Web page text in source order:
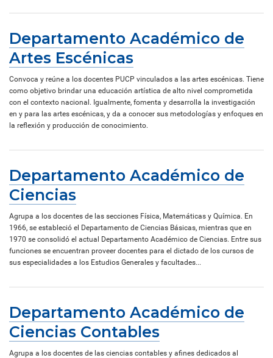
Departamento Académico de
Artes Escénicas
Convoca y reúne a los docentes PUCP vinculados a las artes escénicas. Tiene
como objetivo brindar una educación artística de alto nivel comprometida
con el contexto nacional. Igualmente, fomenta y desarrolla la investigación
en y para las artes escénicas, y da a conocer sus metodologías y enfoques en
la reflexión y producción de conocimiento.
Departamento Académico de
Ciencias
Agrupa a los docentes de las secciones Física, Matemáticas y Química. En
1966, se estableció el Departamento de Ciencias Básicas, mientras que en
1970 se consolidó el actual Departamento Académico de Ciencias. Entre sus
funciones se encuentran proveer docentes para el dictado de los cursos de
sus especialidades a los Estudios Generales y facultades...
Departamento Académico de
Ciencias Contables
Agrupa a los docentes de las ciencias contables y afines dedicados al